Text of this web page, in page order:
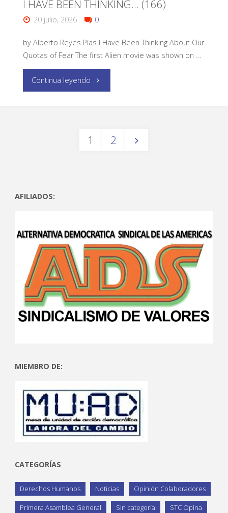
I HAVE BEEN THINKING… (166)
20 julio, 2026 0
by Alberto Reyes Pías I Have Been Thinking About Our
Quotas of Fear The first Alien movie was shown on …
Continua leyendo
1 2
AFILIADOS:
MIEMBRO DE:
CATEGORÍAS
Derechos Humanos Noticias Opinión Colaboradores
Primera Asamblea General Sin categoría STC Opina